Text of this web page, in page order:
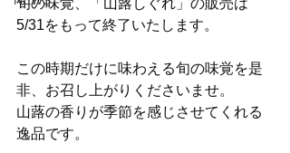
旬の味覚、「山蕗しぐれ」の販売は
5/31をもって終了いたします。
この時期だけに味わえる旬の味覚を是
非、お召し上がりくださいませ。
山蕗の香りが季節を感じさせてくれる
逸品です。